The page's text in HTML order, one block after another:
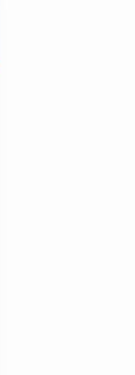
Maju